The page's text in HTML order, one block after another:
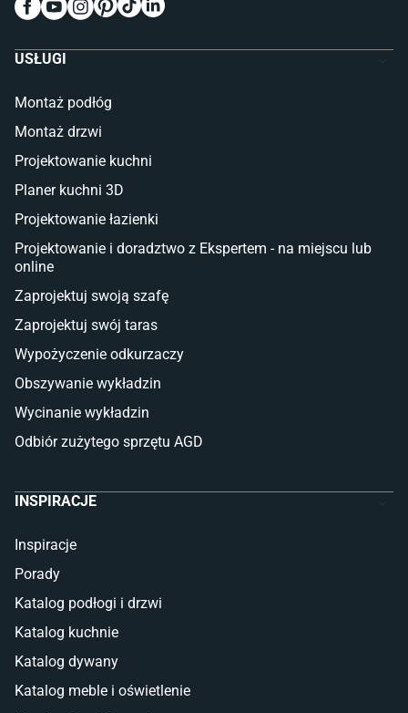
Meble do pokoju dziecięcego
Komody dla dzieci
Łóżka dla dziecka (młodzieżowe)
Taras i balkon
Deski tarasowe kompozytowe
Sztuczna trawa miękka
Koce i pledy
Płytki na balkon
Lampy stojące LED
Płytki
Płytki betonowe
Płytki Cersanit
Płytki wielkoformatowe
Glazura
Płytki marmurowe
USŁUGI
Montaż podłóg
Montaż drzwi
Projektowanie kuchni
Planer kuchni 3D
Projektowanie łazienki
Projektowanie i doradztwo z Ekspertem - na miejscu lub
online
Zaprojektuj swoją szafę
Zaprojektuj swój taras
Wypożyczenie odkurzaczy
Obszywanie wykładzin
Wycinanie wykładzin
Odbiór zużytego sprzętu AGD
INSPIRACJE
Inspiracje
Porady
Katalog podłogi i drzwi
Katalog kuchnie
Katalog dywany
Katalog meble i oświetlenie